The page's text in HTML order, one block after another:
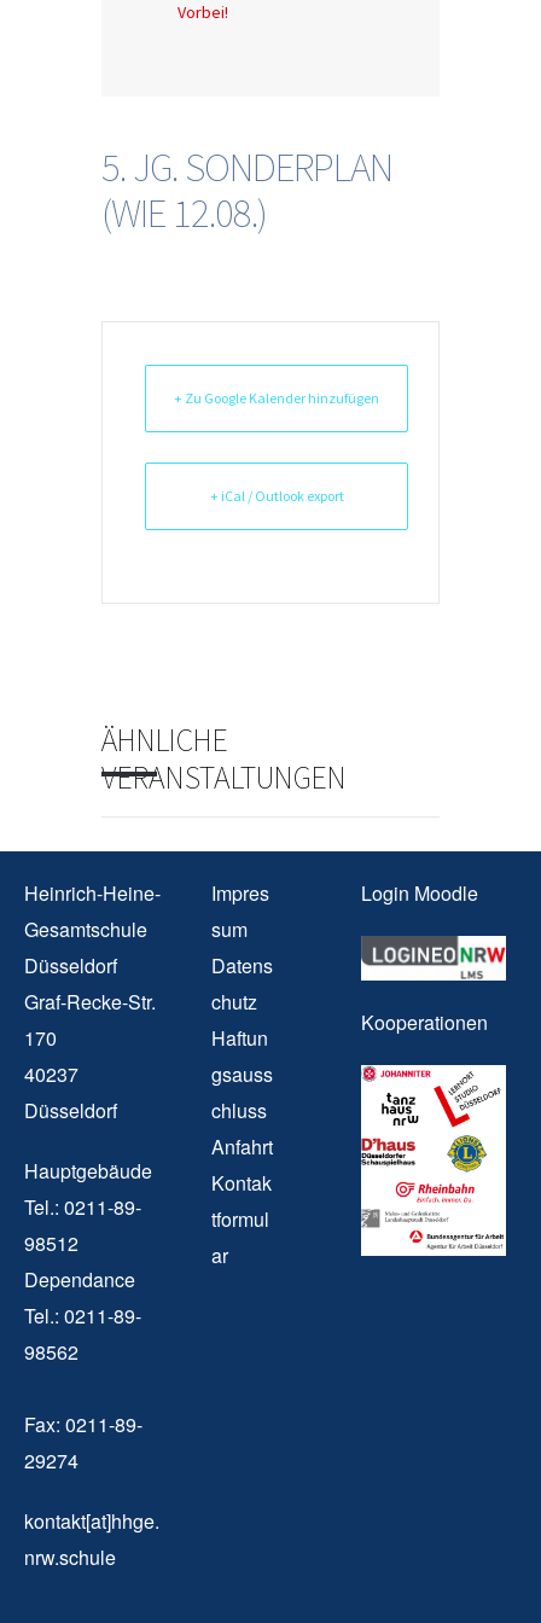
Vorbei!
5. JG. SONDERPLAN
(WIE 12.08.)
+ Zu Google Kalender hinzufügen
+ iCal / Outlook export
ÄHNLICHE
VERANSTALTUNGEN
Heinrich-Heine-
Gesamtschule
Düsseldorf
Graf-Recke-Str.
170
40237
Düsseldorf
Hauptgebäude
Tel.: 0211-89-
98512
Dependance
Tel.: 0211-89-
98562
Fax: 0211-89-
29274
kontakt[at]hhge.
nrw.schule
Impres
sum
Datens
chutz
Haftun
gsauss
chluss
Anfahrt
Kontak
tformul
ar
Login Moodle
Kooperationen